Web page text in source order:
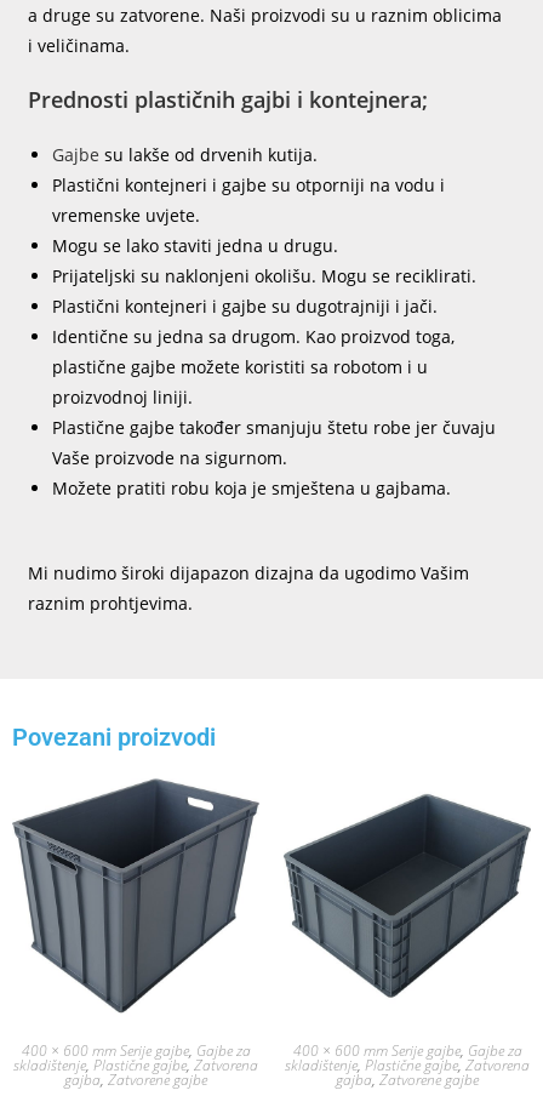
a druge su zatvorene. Naši proizvodi su u raznim oblicima
i veličinama.
Prednosti plastičnih gajbi i kontejnera;
Gajbe su lakše od drvenih kutija.
Plastični kontejneri i gajbe su otporniji na vodu i
vremenske uvjete.
Mogu se lako staviti jedna u drugu.
Prijateljski su naklonjeni okolišu. Mogu se reciklirati.
Plastični kontejneri i gajbe su dugotrajniji i jači.
Identične su jedna sa drugom. Kao proizvod toga,
plastične gajbe možete koristiti sa robotom i u
proizvodnoj liniji.
Plastične gajbe također smanjuju štetu robe jer čuvaju
Vaše proizvode na sigurnom.
Možete pratiti robu koja je smještena u gajbama.
Mi nudimo široki dijapazon dizajna da ugodimo Vašim
raznim prohtjevima.
Povezani proizvodi
400 × 600 mm Serije gajbe, Gajbe za
skladištenje, Plastične gajbe,Zatvorena
gajba, Zatvorene gajbe
400 × 600 mm Serije gajbe, Gajbe za
skladištenje, Plastične gajbe,Zatvorena
gajba, Zatvorene gajbe